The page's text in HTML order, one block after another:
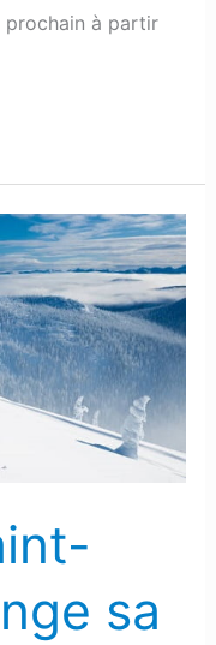
prochain à partir
sa